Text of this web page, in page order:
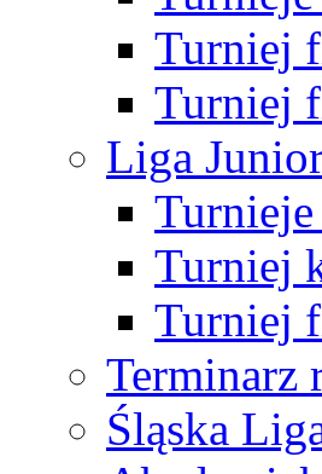
Turniej
Turniej
Liga
Turniej
Turniej
Terminarz
Śląska